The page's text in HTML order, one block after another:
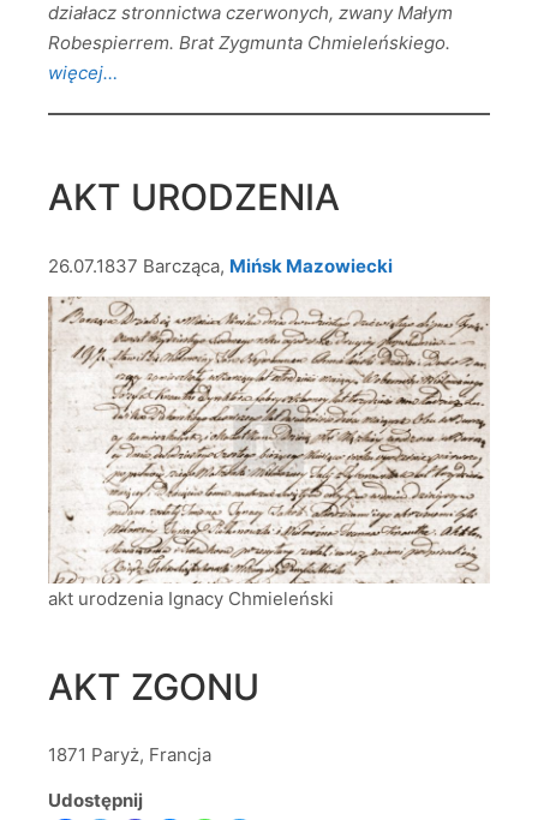
działacz stronnictwa czerwonych, zwany Małym
Robespierrem. Brat Zygmunta Chmieleńskiego.
więcej…
AKT URODZENIA
26.07.1837 Barcząca, Mińsk Mazowiecki
akt urodzenia Ignacy Chmieleński
AKT ZGONU
1871 Paryż, Francja
Udostępnij